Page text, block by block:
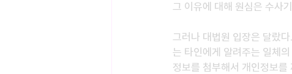
그 이유에 대해 원심은 수사
그러나 대법원 입장은 달랐
는 타인에게 알려주는 일체
정보를 첨부해서 개인정보